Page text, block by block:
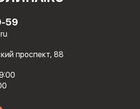
59
проспект, 88